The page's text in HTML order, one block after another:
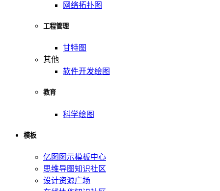
网络拓扑图
工程管理
甘特图
其他
软件开发绘图
教育
科学绘图
模板
亿图图示模板中心
思维导图知识社区
设计资源广场